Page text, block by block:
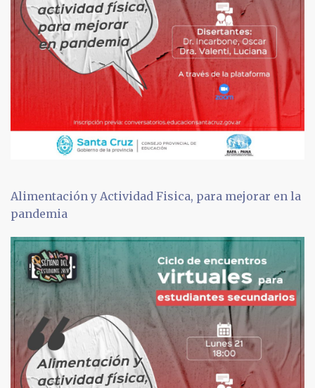
Alimentación y Actividad Fisica, para mejorar en la
pandemia